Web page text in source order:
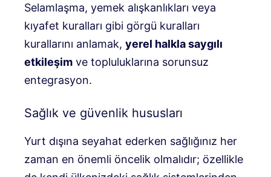
Selamlaşma, yemek alışkanlıkları veya
kıyafet kuralları gibi görgü kuralları
kurallarını anlamak, yerel halkla saygılı
etkileşim ve topluluklarına sorunsuz
entegrasyon.
Sağlık ve güvenlik hususları
Yurt dışına seyahat ederken sağlığınız her
zaman en önemli öncelik olmalıdır; özellikle